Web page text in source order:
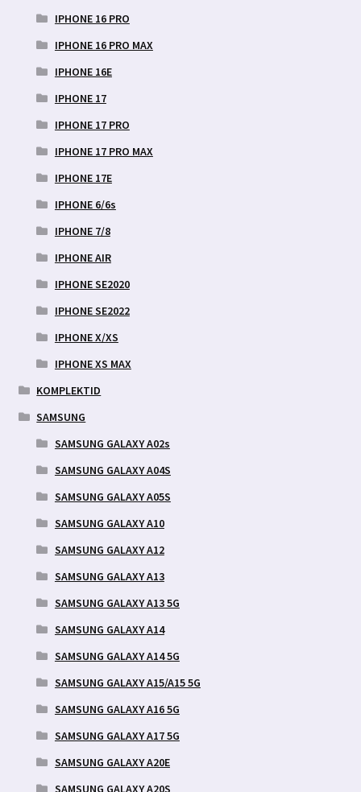
IPHONE 16 PRO
IPHONE 16 PRO MAX
IPHONE 16E
IPHONE 17
IPHONE 17 PRO
IPHONE 17 PRO MAX
IPHONE 17E
IPHONE 6/6s
IPHONE 7/8
IPHONE AIR
IPHONE SE2020
IPHONE SE2022
IPHONE X/XS
IPHONE XS MAX
KOMPLEKTID
SAMSUNG
SAMSUNG GALAXY A02s
SAMSUNG GALAXY A04S
SAMSUNG GALAXY A05S
SAMSUNG GALAXY A10
SAMSUNG GALAXY A12
SAMSUNG GALAXY A13
SAMSUNG GALAXY A13 5G
SAMSUNG GALAXY A14
SAMSUNG GALAXY A14 5G
SAMSUNG GALAXY A15/A15 5G
SAMSUNG GALAXY A16 5G
SAMSUNG GALAXY A17 5G
SAMSUNG GALAXY A20E
SAMSUNG GALAXY A20S